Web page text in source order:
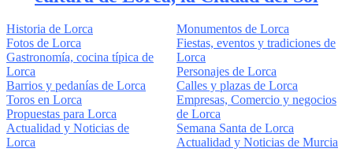
Historia de Lorca
Fotos de Lorca
Gastronomía, cocina típica de
Lorca
Barrios y pedanías de Lorca
Toros en Lorca
Propuestas para Lorca
Actualidad y Noticias de
Lorca
Monumentos de Lorca
Fiestas, eventos y tradiciones de
Lorca
Personajes de Lorca
Calles y plazas de Lorca
Empresas, Comercio y negocios
de Lorca
Semana Santa de Lorca
Actualidad y Noticias de Murcia